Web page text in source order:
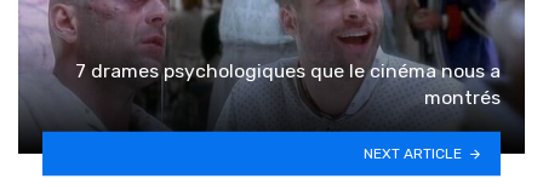
7 drames psychologiques que le cinéma nous a
montrés
NEXT ARTICLE